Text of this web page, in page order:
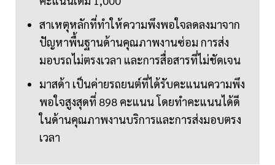
สาเหตุหลักที่ทำให้ความพึงพอใจลดลงมาจาก
ปัญหาพื้นฐานด้านคุณภาพงานซ่อม การส่ง
มอบรถไม่ตรงเวลา และการสื่อสารที่ไม่ชัดเจน
มาสด้า เป็นค่ายรถยนต์ที่ได้รับคะแนนความพึง
พอใจสูงสุดที่ 898 คะแนน โดยทำคะแนนได้ดี
ในด้านคุณภาพงานบริการและการส่งมอบตรง
เวลา